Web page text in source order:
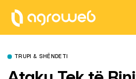
TRUPI & SHËNDETI